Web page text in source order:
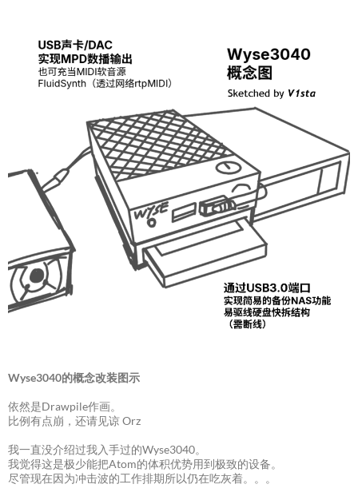
Wyse3040的概念改装图示
依然是Drawpile作画。
比例有点崩，还请见谅 Orz
我一直没介绍过我入手过的Wyse3040。
我觉得这是极少能把Atom的体积优势用到极致的设备。
尽管现在因为冲击波的工作排期所以仍在吃灰着。。。